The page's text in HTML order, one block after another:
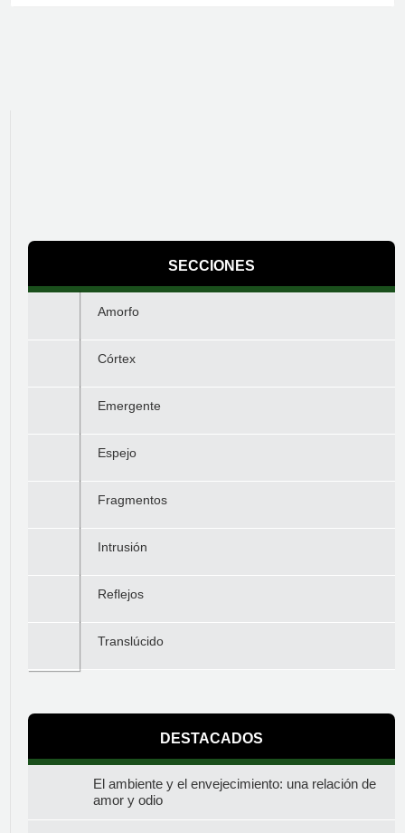
SECCIONES
Amorfo
Córtex
Emergente
Espejo
Fragmentos
Intrusión
Reflejos
Translúcido
DESTACADOS
El ambiente y el envejecimiento: una relación de
amor y odio